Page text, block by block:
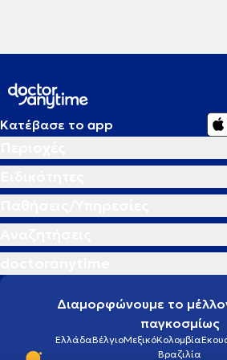
Κατέβασε το app
Διαμορφώνουμε το
παγκοσμίως
ΕλλάδαΒέλγιοΜεξικόΚολομβία
Βραζιλία